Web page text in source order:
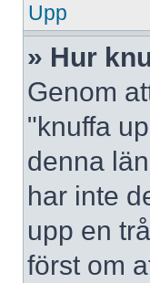
Upp
» Hur
Genom
"knuffa
denna
har inte
upp en
först om